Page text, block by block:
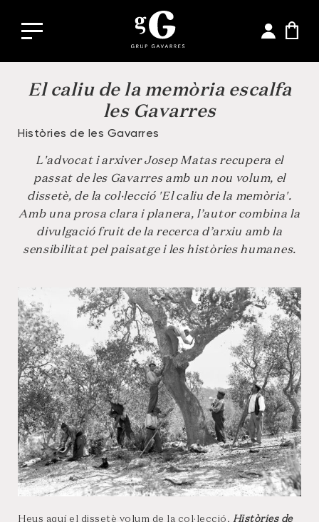
El caliu de la memòria escalfa
les Gavarres
Històries de les Gavarres
L'advocat i arxiver Josep Matas recupera el
passat de les Gavarres amb un nou volum, el
dissetè, de la col·lecció 'El caliu de la memòria'.
Amb una prosa clara i planera, l’autor combina la
divulgació fruit de la recerca d’arxiu amb la
sensibilitat pel paisatge i les històries humanes.
Heus aquí el dissetè volum de la col·lecció, Històries de